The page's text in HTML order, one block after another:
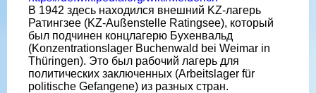
В 1942 здесь находился внешний KZ-лагерь
Ратингзее (KZ-Außenstelle Ratingsee), который
был подчинен концлагерю Бухенвальд
(Konzentrationslager Buchenwald bei Weimar in
Thüringen). Это был рабочий лагерь для
политических заключенных (Arbeitslager für
politische Gefangene) из разных стран.